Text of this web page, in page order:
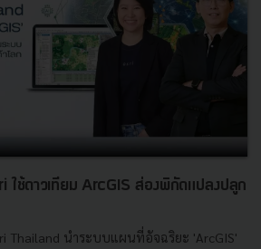
ใช้ดาวเทียม ArcGIS ส่องพิกัดแปลงปลูก
Thailand นำระบบแผนที่อัจฉริยะ 'ArcGIS'